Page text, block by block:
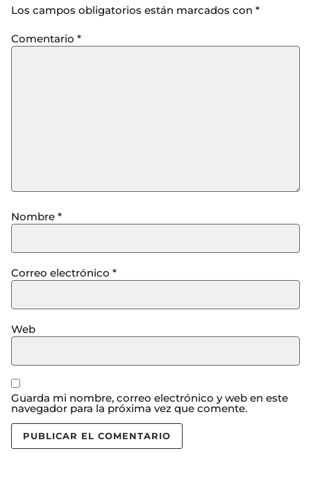
Los campos obligatorios están marcados con *
Comentario *
Nombre *
Correo electrónico *
Web
Guarda mi nombre, correo electrónico y web en este
navegador para la próxima vez que comente.